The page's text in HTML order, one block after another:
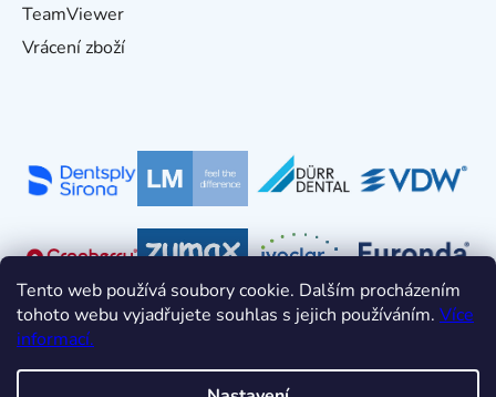
Tento web používá soubory cookie. Dalším procházením
tohoto webu vyjadřujete souhlas s jejich používáním. Více
informací.
TeamViewer
Vrácení zboží